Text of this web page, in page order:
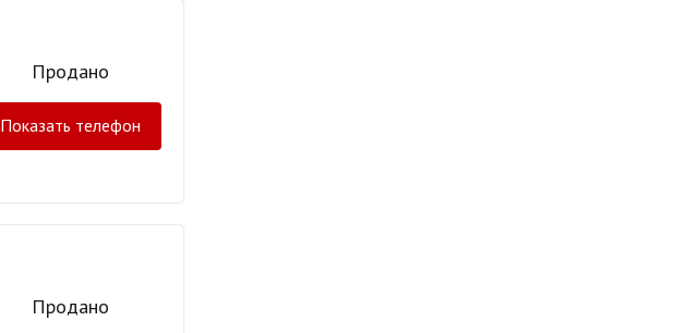
Продано
Показать телефон
Продано